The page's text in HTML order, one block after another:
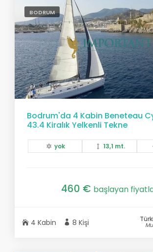
BODRUM
Bodrum'da 4 Kabin Beneteau
43.4 Kiralık Yelkenli Tekne
yok 13,1 mt.
460 € başlayan
4 Kabin 8 Kişi